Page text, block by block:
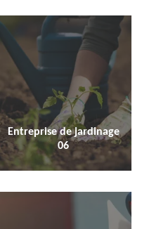
Entreprise de jardinage
06